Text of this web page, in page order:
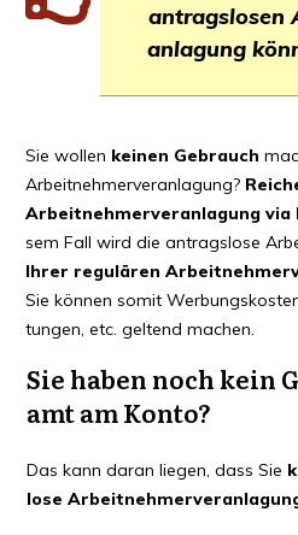
antrags­lo­sen
an­la­gung
Sie wol­len kei­nen Gebrauch
Arbeit­neh­mer­ver­an­la­gung?
Arbeit­neh­mer­ver­an­la­gung via
sem Fall wird die antrags­lo­se
Ihrer regu­lä­ren
Sie kön­nen somit
tun­gen, etc. gel­tend machen.
Sie haben noch kein
amt am Konto?
Das kann dar­an lie­gen, dass Sie
lo­se